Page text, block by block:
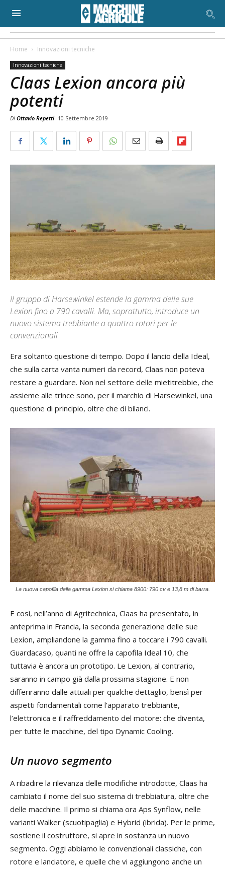
Home Innovazioni tecniche
Innovazioni tecniche
Claas Lexion ancora più
potenti
Di Ottavio Repetti 10 Settembre 2019
Il gruppo di Harsewinkel estende la gamma delle sue
Lexion fino a 790 cavalli. Ma, soprattutto, introduce un
nuovo sistema trebbiante a quattro rotori per le
convenzionali
Era soltanto questione di tempo. Dopo il lancio della Ideal,
che sulla carta vanta numeri da record, Claas non poteva
restare a guardare. Non nel settore delle mietitrebbie, che
assieme alle trince sono, per il marchio di Harsewinkel, una
questione di principio, oltre che di bilanci.
La nuova capofila della gamma Lexion si chiama 8900: 790 cv e 13,8 m di barra.
E così, nell’anno di Agritechnica, Claas ha presentato, in
anteprima in Francia, la seconda generazione delle sue
Lexion, ampliandone la gamma fino a toccare i 790 cavalli.
Guardacaso, quanti ne offre la capofila Ideal 10, che
tuttavia è ancora un prototipo. Le Lexion, al contrario,
saranno in campo già dalla prossima stagione. E non
differiranno dalle attuali per qualche dettaglio, bensì per
aspetti fondamentali come l’apparato trebbiante,
l’elettronica e il raffreddamento del motore: che diventa,
per tutte le macchine, del tipo Dynamic Cooling.
Un nuovo segmento
A ribadire la rilevanza delle modifiche introdotte, Claas ha
cambiato il nome del suo sistema di trebbiatura, oltre che
delle macchine. Il primo si chiama ora Aps Synflow, nelle
varianti Walker (scuotipaglia) e Hybrid (ibrida). Per le prime,
sostiene il costruttore, si apre in sostanza un nuovo
segmento. Oggi abbiamo le convenzionali classiche, con
rotore e lanciatore, e quelle che vi aggiungono anche un